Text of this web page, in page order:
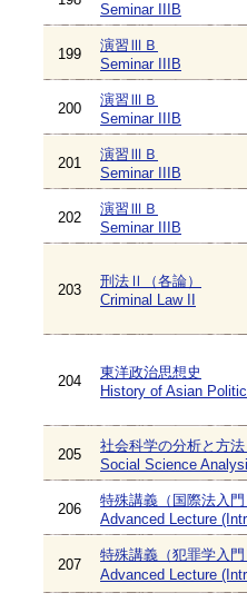
Seminar IIIB
199
演習ⅢＢ
Seminar IIIB
200
演習ⅢＢ
Seminar IIIB
201
演習ⅢＢ
Seminar IIIB
202
演習ⅢＢ
Seminar IIIB
203
刑法Ⅱ（各論）
Criminal Law II
204
東洋政治思想史
History of Asian
205
社会科学の分析と方法
Social Science
206
特殊講義（国際法入門
Advanced Lecture
207
特殊講義（犯罪学入門
Advanced Lecture